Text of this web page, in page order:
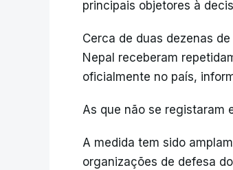
principais objetores à
Cerca de duas dezenas
Nepal receberam
oficialmente no país,
As que não se registaram
A medida tem sido
organizações de defesa